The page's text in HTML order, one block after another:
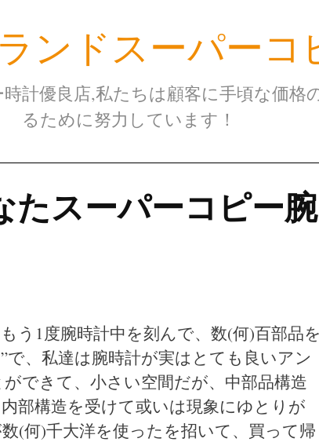
ンドスーパーコ
計優良店,私たちは顧客に手頃な価格
るために努力しています！
たスーパーコピー腕
う1度腕時計中を刻んで、数(何)百部品を
、私達は腕時計が実はとても良いアン
できて、小さい空間だが、中部品構造
部構造を受けて或いは現象にゆとりが
(何)千大洋を使ったを招いて、買って帰